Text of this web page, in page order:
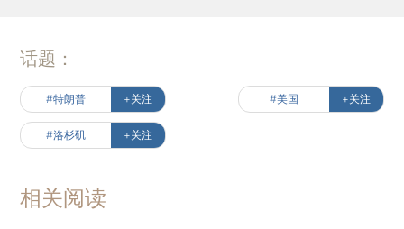
话题：
#特朗普 +关注 #美国 +关注
#洛杉矶 +关注
相关阅读